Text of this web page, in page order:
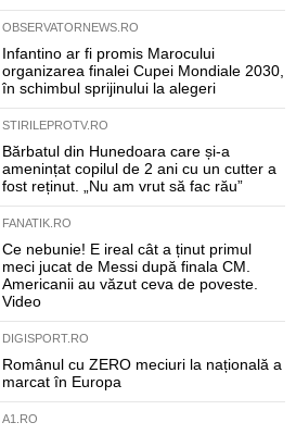
OBSERVATORNEWS.RO
Infantino ar fi promis Marocului
organizarea finalei Cupei Mondiale 2030,
în schimbul sprijinului la alegeri
STIRILEPROTV.RO
Bărbatul din Hunedoara care și-a
amenințat copilul de 2 ani cu un cutter a
fost reținut. „Nu am vrut să fac rău”
FANATIK.RO
Ce nebunie! E ireal cât a ținut primul
meci jucat de Messi după finala CM.
Americanii au văzut ceva de poveste.
Video
DIGISPORT.RO
Românul cu ZERO meciuri la națională a
marcat în Europa
A1.RO